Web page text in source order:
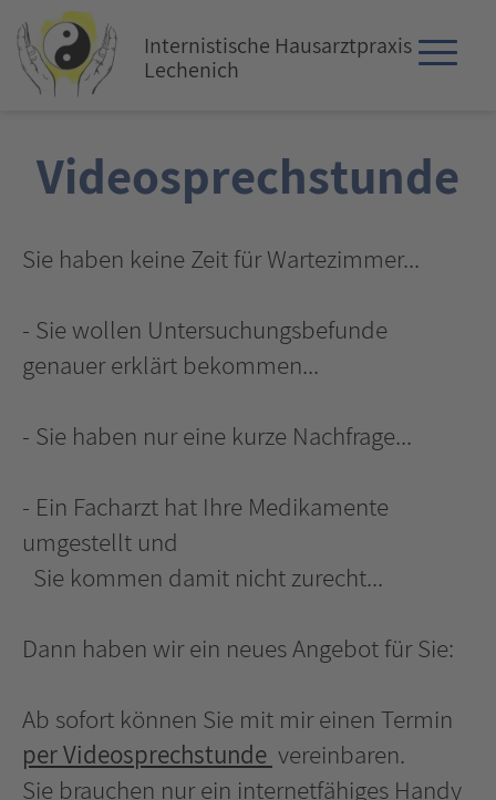
Internistische Hausarztpraxis
Lechenich
Videosprechstunde
Sie haben keine Zeit für Wartezimmer...
- Sie wollen Untersuchungsbefunde
genauer erklärt bekommen...
- Sie haben nur eine kurze Nachfrage...
- Ein Facharzt hat Ihre Medikamente
umgestellt und
Sie kommen damit nicht zurecht...
Dann haben wir ein neues Angebot für Sie:
Ab sofort können Sie mit mir einen Termin
per Videosprechstunde vereinbaren.
Sie brauchen nur ein internetfähiges Handy